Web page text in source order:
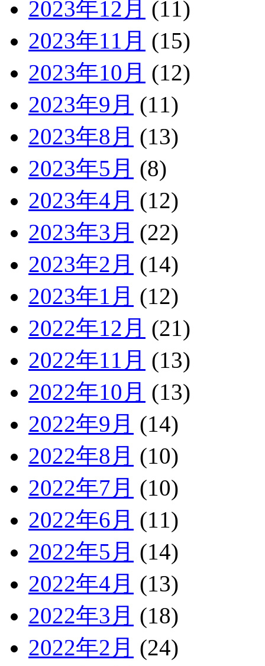
2023年12月 (11)
2023年11月 (15)
2023年10月 (12)
2023年9月 (11)
2023年8月 (13)
2023年5月 (8)
2023年4月 (12)
2023年3月 (22)
2023年2月 (14)
2023年1月 (12)
2022年12月 (21)
2022年11月 (13)
2022年10月 (13)
2022年9月 (14)
2022年8月 (10)
2022年7月 (10)
2022年6月 (11)
2022年5月 (14)
2022年4月 (13)
2022年3月 (18)
2022年2月 (24)